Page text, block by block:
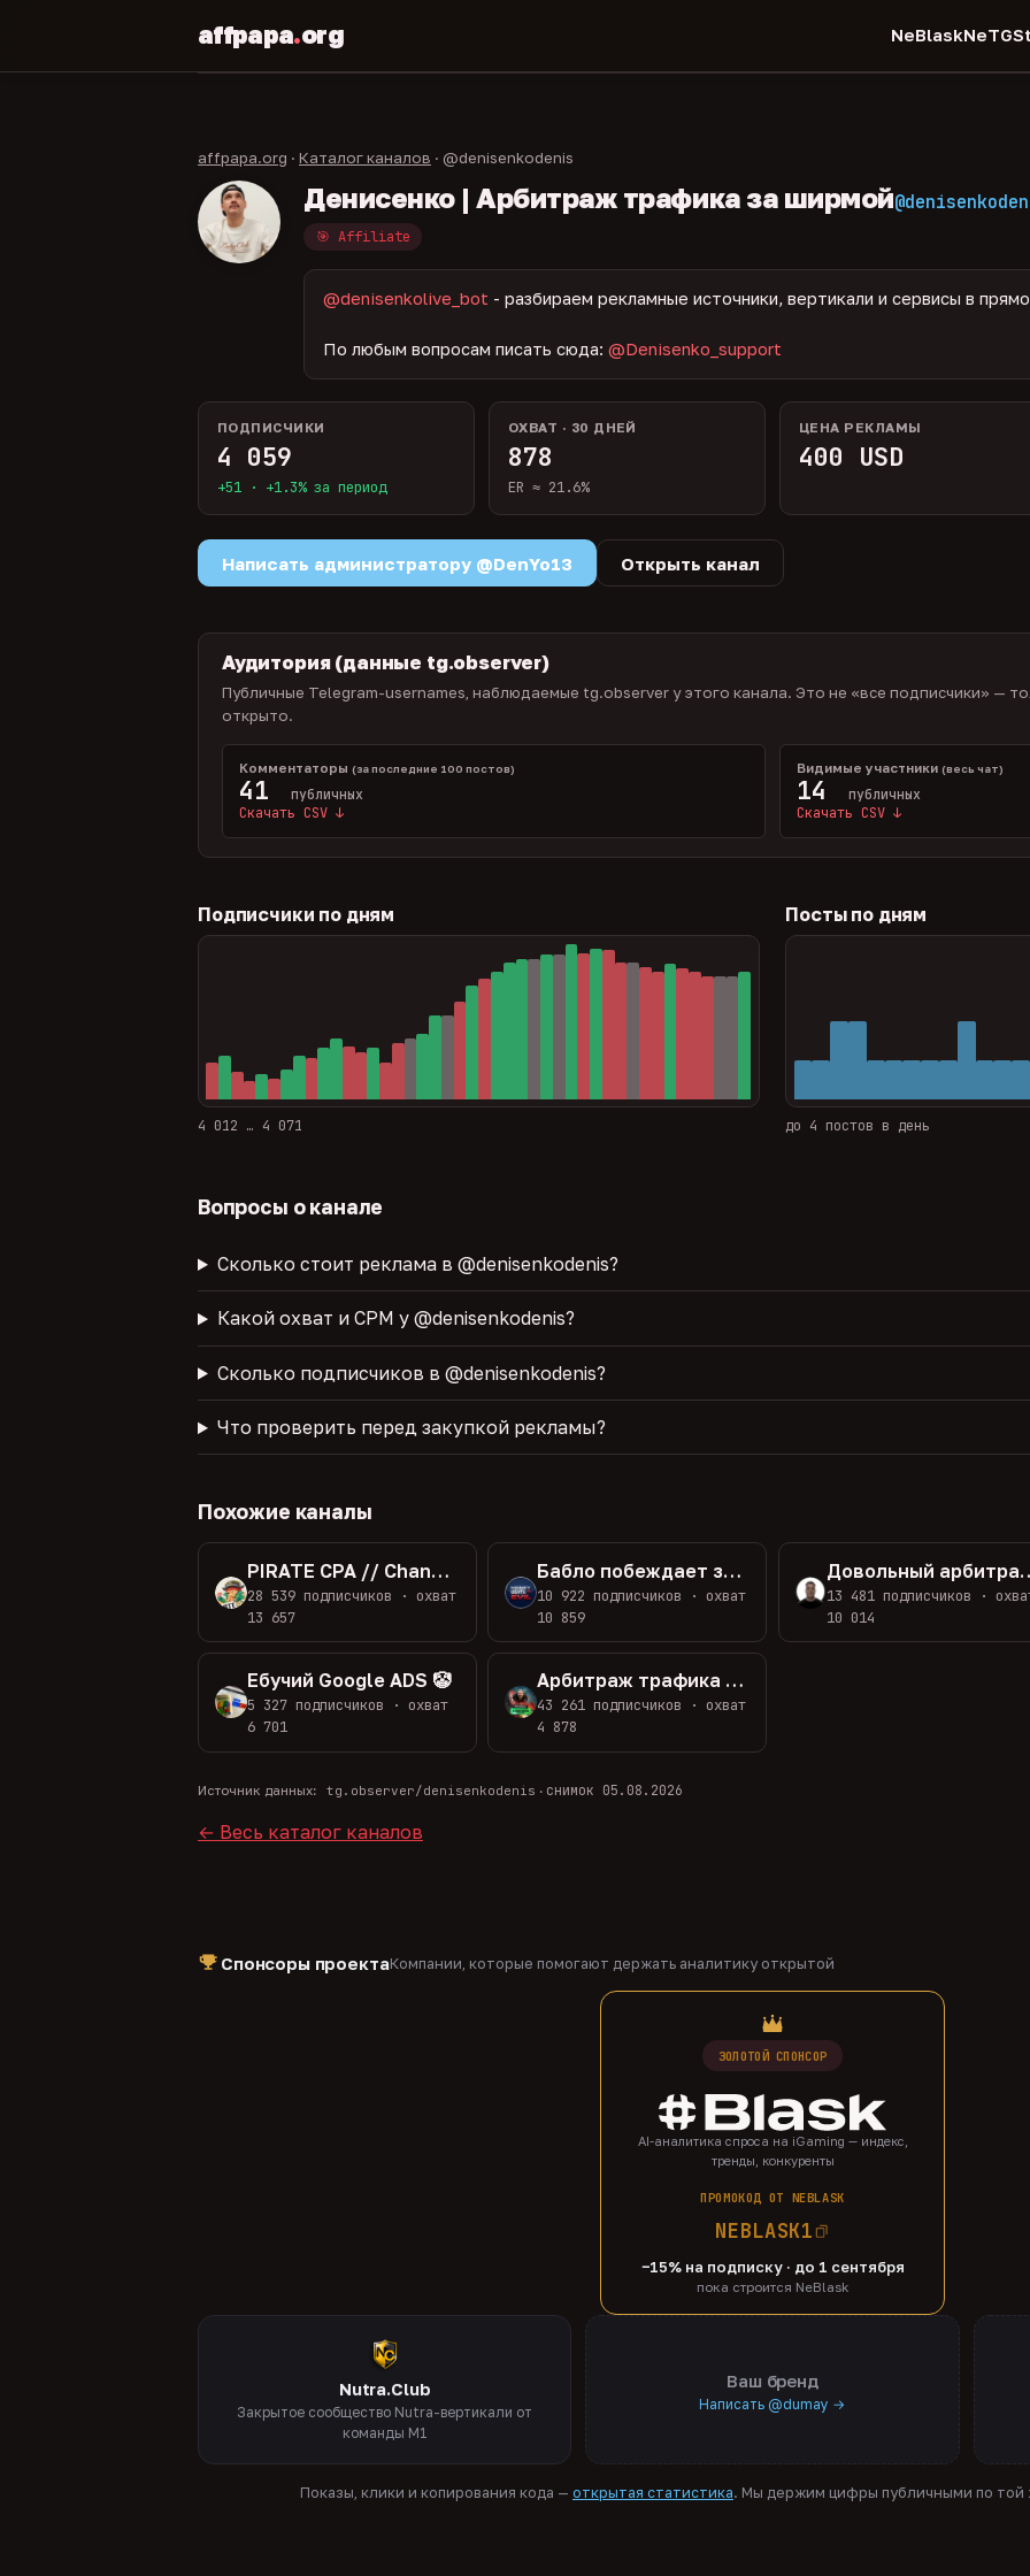
affpapa.org NeBlask
affpapa.org · Каталог каналов · @denisenkodenis
Денисенко | Арбитраж трафика за ширмой
🎯 Affiliate
@denisenkolive_bot - разбираем рекламные источники, вертикали и сервисы в
По любым вопросам писать сюда: @Denisenko_support
ПОДПИСЧИКИ
4 059
+51 · +1.3% за период
ОХВАТ · 30 ДНЕЙ
878
ER ≈ 21.6%
ЦЕНА РЕКЛАМЫ
400 USD
Написать администратору @DenYo13 Открыть канал
Аудитория (данные tg.observer)
Публичные Telegram-usernames, наблюдаемые tg.observer у этого канала. Это не «все подписчики» —
открыто.
Комментаторы(за последние 100 постов)
41 публичных
Скачать CSV ↓
Видимые участники(весь чат)
14 публичных
Скачать CSV ↓
Подписчики по дням
4 012 … 4 071
Посты по дням
до 4 постов в день
Вопросы о канале
Сколько стоит реклама в @denisenkodenis?
Какой охват и CPM у @denisenkodenis?
Сколько подписчиков в @denisenkodenis?
Что проверить перед закупкой рекламы?
Похожие каналы
PIRATE CPA // Channel
28 539 подписчиков · охват
13 657
Бабло побеждает зло!
10 922 подписчиков · охват
10 859
Довольный
13 481 подписчиков ·
10 014
Ебучий Google ADS 🤡
5 327 подписчиков · охват
6 701
Арбитраж трафика с Ивановым
43 261 подписчиков · охват
4 878
Источник данных: tg.observer/denisenkodenis · снимок 05.08.2026
← Весь каталог каналов
Спонсоры проектаКомпании, которые помогают держать аналитику открытой
ЗОЛОТОЙ СПОНСОР
AI-аналитика спроса на iGaming — индекс,
тренды, конкуренты
ПРОМОКОД ОТ NEBLASK
NEBLASK1
−15% на подписку · до 1 сентября
пока строится NeBlask
Nutra.Club
Закрытое сообщество Nutra-вертикали от
команды M1
Ваш бренд
Написать @dumay →
Показы, клики и копирования кода — открытая статистика. Мы держим цифры публичными по той